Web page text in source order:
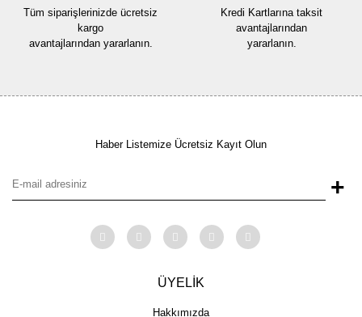
Tüm siparişlerinizde ücretsiz
kargo
avantajlarından yararlanın.
Kredi Kartlarına taksit
avantajlarından
yararlanın.
Haber Listemize Ücretsiz Kayıt Olun
+
ÜYELİK
Hakkımızda